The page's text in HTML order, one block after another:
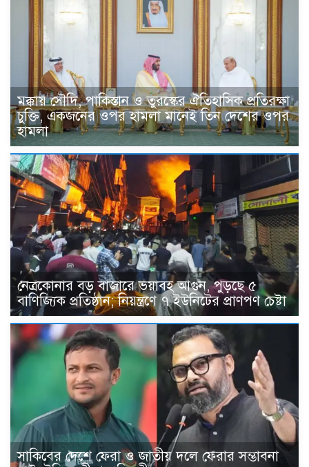
মক্কায় সৌদি, পাকিস্তান ও তুরস্কের ঐতিহাসিক প্রতিরক্ষা
চুক্তি, একজনের ওপর হামলা মানেই তিন দেশের ওপর
হামলা
নেত্রকোনার বড় বাজারে ভয়াবহ আগুন, পুড়ছে ৫
বাণিজ্যিক প্রতিষ্ঠান; নিয়ন্ত্রণে ৭ ইউনিটের প্রাণপণ চেষ্টা
সাকিবের দেশে ফেরা ও জাতীয় দলে ফেরার সম্ভাবনা